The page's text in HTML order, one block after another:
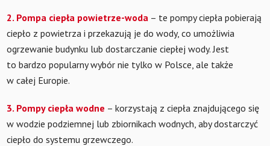
2. Pompa ciepła powietrze-woda – te pompy ciepła pobierają
ciepło z powietrza i przekazują je do wody, co umożliwia
ogrzewanie budynku lub dostarczanie ciepłej wody. Jest
to bardzo popularny wybór nie tylko w Polsce, ale także
w całej Europie.
3. Pompy ciepła wodne – korzystają z ciepła znajdującego się
w wodzie podziemnej lub zbiornikach wodnych, aby dostarczyć
ciepło do systemu grzewczego.